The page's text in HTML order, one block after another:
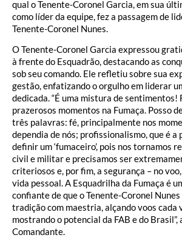
qual o Tenente-Coronel Garcia, em sua
como líder da equipe, fez a passagem de
Tenente-Coronel Nunes.
O Tenente-Coronel Garcia expressou
à frente do Esquadrão, destacando as
sob seu comando. Ele refletiu sobre sua
gestão, enfatizando o orgulho em liderar
dedicada. “É uma mistura de sentimentos!
prazerosos momentos na Fumaça. Posso
três palavras: fé, principalmente nos
dependia de nós; profissionalismo, que é a
definir um ‘fumaceiro’, pois nos tornamos
civil e militar e precisamos ser
criteriosos e, por fim, a segurança – no
vida pessoal. A Esquadrilha da Fumaça é
confiante de que o Tenente-Coronel
tradição com maestria, alçando voos cada
mostrando o potencial da FAB e do Brasil”,
Comandante.